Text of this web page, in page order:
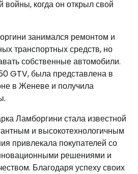
войны, когда он открыл свой
занимался ремонтом и
транспортных средств, но
собственные автомобили.
GTV, была представлена в
в Женеве и получила
Ламборгини стала известной
и высокотехнологичным
привлекала покупателей со
решениями и
Благодаря успеху своих